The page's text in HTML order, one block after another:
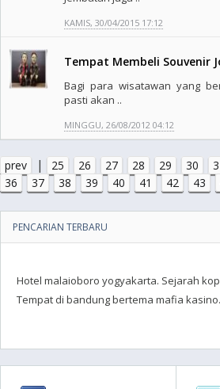
KAMIS, 30/04/2015 17:12
Tempat Membeli Souvenir
Bagi para wisatawan yang
pasti akan ..
MINGGU, 26/08/2012 04:12
prev | 25 26 27 28 29 30
36
37 38 39 40 41 42 43
PENCARIAN TERBARU
Hotel malaioboro yogyakarta. Sejarah
Tempat di bandung bertema mafia kasino.